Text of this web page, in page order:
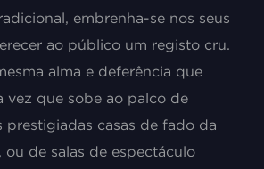
embrenha-se nos seus
ao público um registo cru.
alma e deferência que
vez que sobe ao palco de
prestigiadas casas de fado da
ou de salas de espectáculo